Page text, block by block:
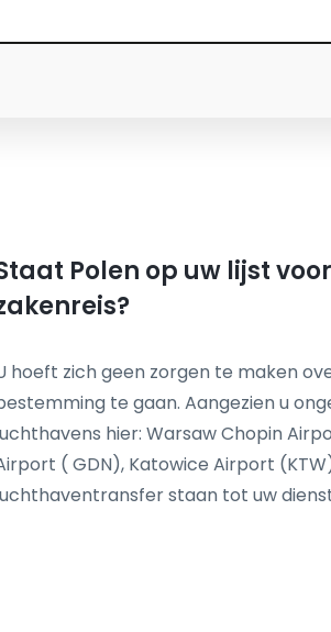
Polen op uw lijst
hoeft zich geen zorgen te maken
te gaan. Aangezien u
hier: Warsaw Chopin
( GDN), Katowice Airport
staan tot uw